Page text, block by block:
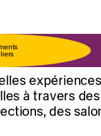
expériences
à travers des
des